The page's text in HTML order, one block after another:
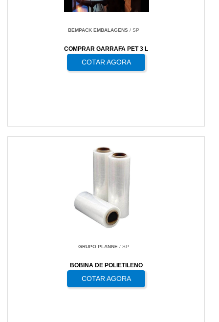
BEMPACK EMBALAGENS/ SP
COMPRAR GARRAFA PET 3 L
COTAR AGORA
GRUPO PLANNE/ SP
BOBINA DE POLIETILENO
COTAR AGORA